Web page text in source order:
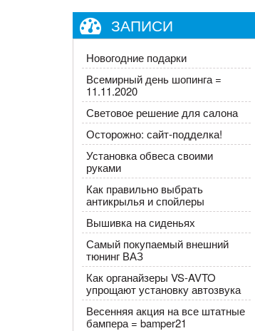
ЗАПИСИ
Новогодние подарки
Всемирный день шопинга =
11.11.2020
Световое решение для салона
Осторожно: сайт-подделка!
Установка обвеса своими
руками
Как правильно выбрать
антикрылья и спойлеры
Вышивка на сиденьях
Самый покупаемый внешний
тюнинг ВАЗ
Как органайзеры VS-AVTO
упрощают установку автозвука
Весенняя акция на все штатные
бампера = bamper21